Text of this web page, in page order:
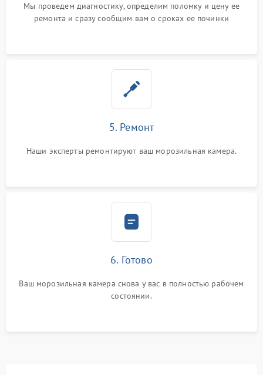
Мы проведем диагностику, определим поломку и цену ее
ремонта и сразу сообщим вам о сроках ее починки
5. Ремонт
Наши эксперты ремонтируют ваш морозильная камера.
6. Готово
Ваш морозильная камера снова у вас в полностью рабочем
состоянии.